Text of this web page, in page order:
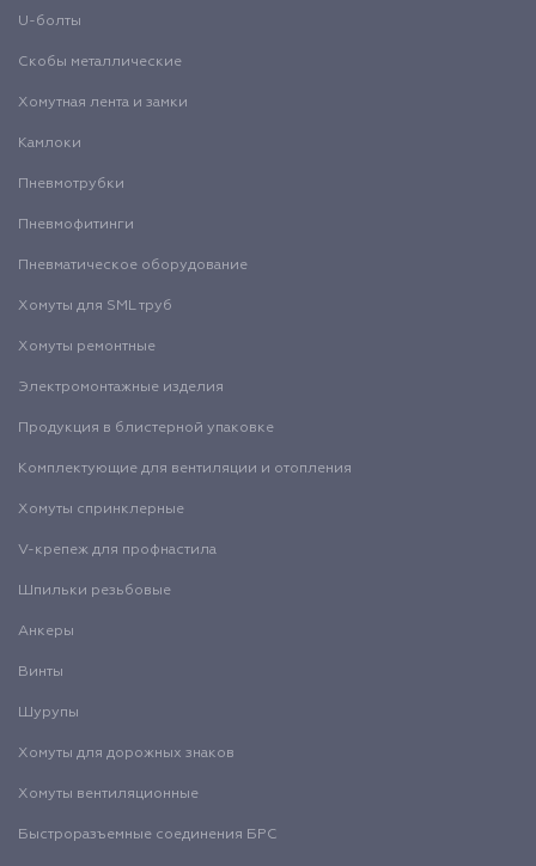
U-болты
Скобы металлические
Хомутная лента и замки
Камлоки
Пневмотрубки
Пневмофитинги
Пневматическое оборудование
Хомуты для SML труб
Хомуты ремонтные
Электромонтажные изделия
Продукция в блистерной упаковке
Комплектующие для вентиляции и отопления
Хомуты спринклерные
V-крепеж для профнастила
Шпильки резьбовые
Анкеры
Винты
Шурупы
Хомуты для дорожных знаков
Хомуты вентиляционные
Быстроразъемные соединения БРС